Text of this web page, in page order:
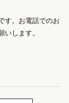
す。お電話でのお
します。